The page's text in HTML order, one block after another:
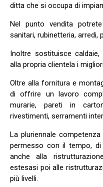
ditta che si occupa di
Nel punto vendita
sanitari, rubinetteria, arredi,
Inoltre sostituisce
alla propria clientela i
Oltre alla fornitura e
di offrire un lavoro
murarie, pareti in
rivestimenti, serramenti
La pluriennale
permesso con il tempo,
anche alla
estesasi poi alle
più livelli.